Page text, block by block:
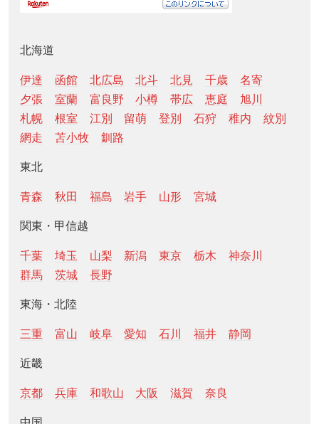
北海道
伊達 函館 北広島 北斗 北見 千歳
名寄
夕張
室蘭 富良野 小樽 帯広 恵庭
旭川
札幌
根室 江別 留萌 登別 石狩 稚内
紋別
網走
苫小牧 釧路
東北
青森 秋田 福島 岩手 山形 宮城
関東・甲信越
千葉 埼玉 山梨 新潟 東京 栃木
神奈川
群馬
茨城 長野
東海・北陸
三重 富山 岐阜 愛知 石川 福井 静岡
近畿
京都 兵庫 和歌山 大阪 滋賀 奈良